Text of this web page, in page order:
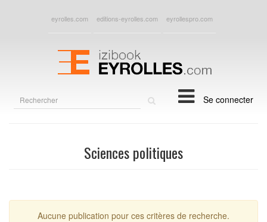
eyrolles.com editions-eyrolles.com eyrollespro.com
Se connecter
Sciences politiques
Aucune publication pour ces critères de recherche.